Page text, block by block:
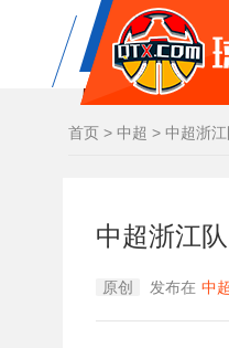
首页 > 中超 > 中超浙
中超浙江
原创 发布在 中超